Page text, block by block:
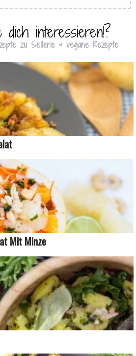
dich interessieren!?
zu Sellerie & vegane Rezepte
Mit Minze